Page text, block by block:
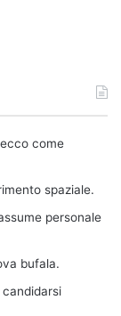
come
spaziale.
personale
bufala.
candidarsi